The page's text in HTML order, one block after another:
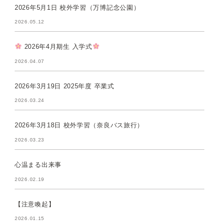
2026年5月1日 校外学習（万博記念公園）
2026.05.12
2026年4月期生 入学式
2026.04.07
2026年3月19日 2025年度 卒業式
2026.03.24
2026年3月18日 校外学習（奈良バス旅行）
2026.03.23
心温まる出来事
2026.02.19
【注意喚起】
2026.01.15